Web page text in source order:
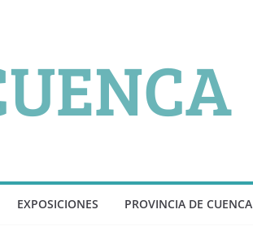
EXPOSICIONES PROVINCIA DE CUENCA